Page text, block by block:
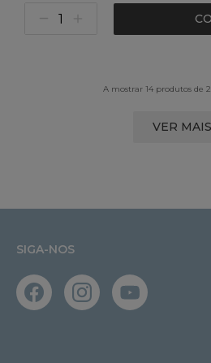
A mostrar 14 produtos de
VER MAIS
SIGA-NOS